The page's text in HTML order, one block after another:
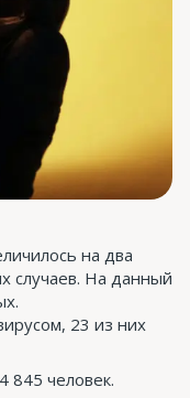
на два
случаев. На данный
23 из них
845 человек.